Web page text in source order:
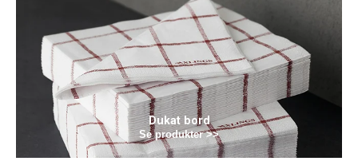
Dukat bord
Se produkter >>